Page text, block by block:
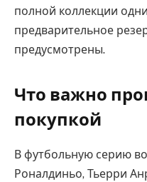
полной коллекции
предварительное
предусмотрены.
Что важно
покупкой
В футбольную серию
Роналдиньо, Тьерри